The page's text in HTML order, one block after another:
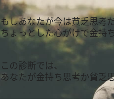
もしあなたが今は貧乏思考
ちょっとした心がけで金持
この診断では、
あなたが金持ち思考か貧乏